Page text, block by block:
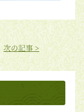
次の記事 >